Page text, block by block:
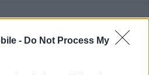
- Do Not Process My
i nya lokaler och vill